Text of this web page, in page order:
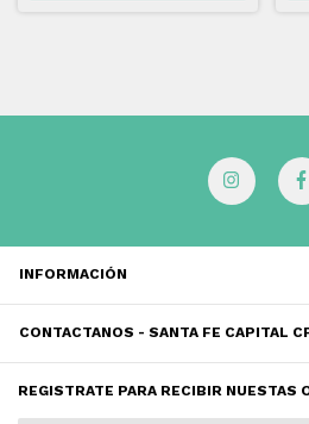
INFORMACIÓN
CONTACTANOS - SANTA FE CAPITAL
REGISTRATE PARA RECIBIR NUESTAS